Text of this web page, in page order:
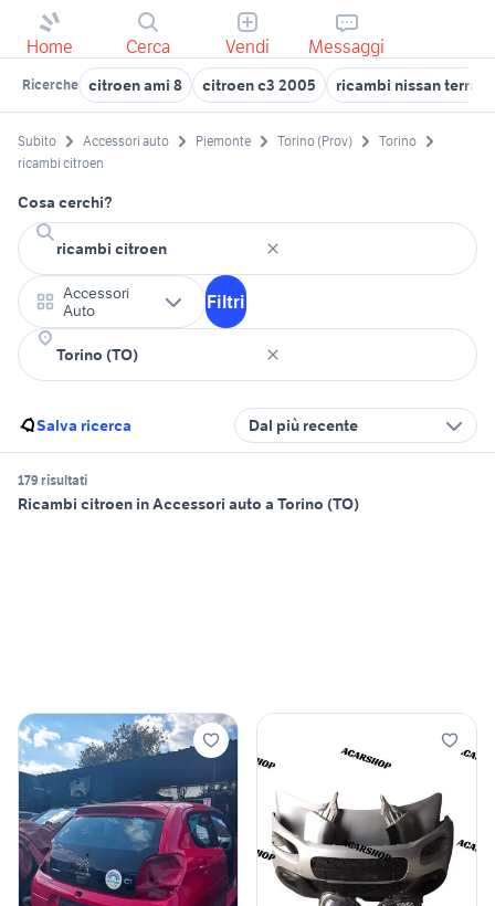
Home Cerca Vendi Messaggi
Ricerche citroen ami 8 citroen c3 2005 ricambi nissan
Subito Accessori auto Piemonte Torino (Prov)
Torino
ricambi citroen
Cosa cerchi?
Accessori
Auto
Filtri
Salva ricerca Dal più recente
179 risultati
Ricambi citroen in Accessori auto a Torino (TO)